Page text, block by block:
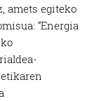
amets egiteko
“Energia